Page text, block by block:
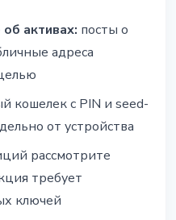
активах: посты о
адреса
кошелек с PIN и seed-
от устройства
рассмотрите
требует
ключей